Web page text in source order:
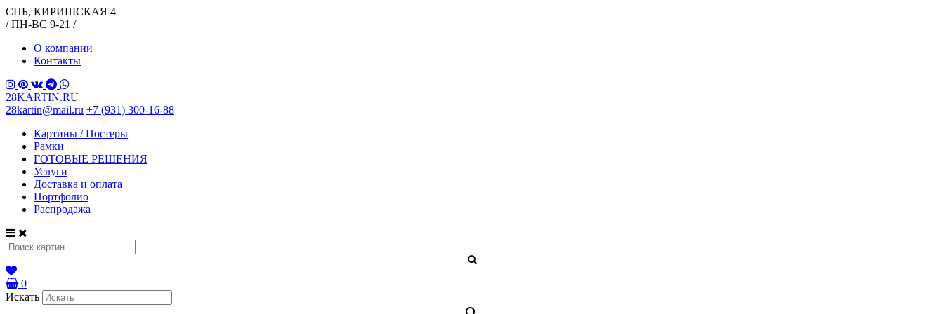
СПБ, КИРИШСКАЯ 4
/ ПН-ВС 9-21 /
О компании
Контакты
28KARTIN.RU
28kartin@mail.ru +7 (931) 300-16-88
Картины / Постеры
Рамки
ГОТОВЫЕ РЕШЕНИЯ
Услуги
Доставка и оплата
Портфолио
Распродажа
0
Искать